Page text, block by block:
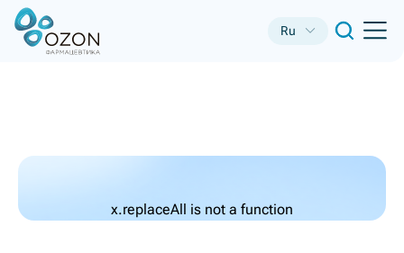
Ru
x.replaceAll is not a function